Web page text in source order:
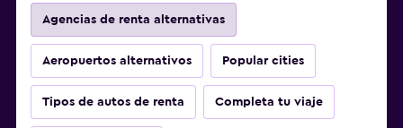
Agencias de renta alternativas
Aeropuertos alternativos Popular cities
Tipos de autos de renta Completa tu viaje